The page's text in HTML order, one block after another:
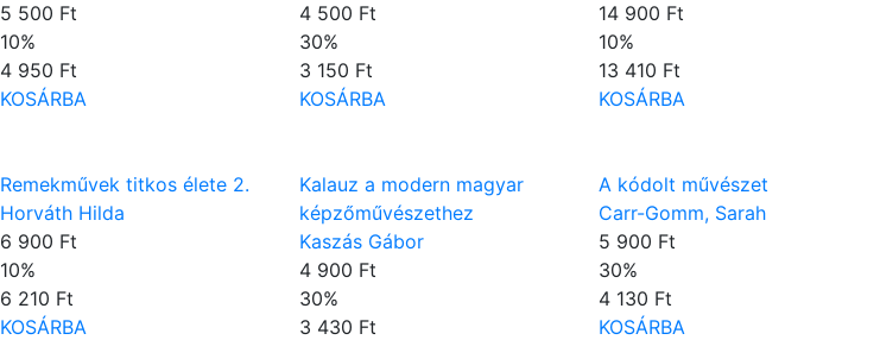
5 500 Ft
10%
4 950 Ft
KOSÁRBA
4 500 Ft
30%
3 150 Ft
KOSÁRBA
14 900 Ft
10%
13 410 Ft
KOSÁRBA
Remekművek titkos élete 2.
Horváth Hilda
6 900 Ft
10%
6 210 Ft
KOSÁRBA
Kalauz a modern magyar
képzőművészethez
Kaszás Gábor
4 900 Ft
30%
3 430 Ft
A kódolt művészet
Carr-Gomm, Sarah
5 900 Ft
30%
4 130 Ft
KOSÁRBA